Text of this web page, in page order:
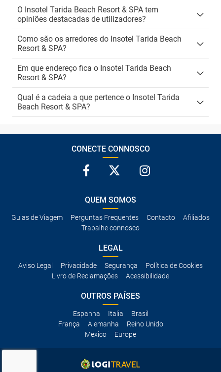
O Insotel Tarida Beach Resort & SPA tem
opiniões destacadas de utilizadores?
Como são os arredores do Insotel Tarida Beach
Resort & SPA?
Em que endereço fica o Insotel Tarida Beach
Resort & SPA?
Qual é a cadeia a que pertence o Insotel Tarida
Beach Resort & SPA?
CONECTE CONNOSCO
QUEM SOMOS
Guias de Viagem Perguntas Frequentes Contacto
Afiliados
Trabalhe connosco
LEGAL
Aviso Legal Privacidade Segurança
Política de Cookies
Livro de Reclamações
Acessibilidade
OUTROS PAÍSES
Espanha Italia
Brasil
França
Alemanha
Reino Unido
Mexico
Europe